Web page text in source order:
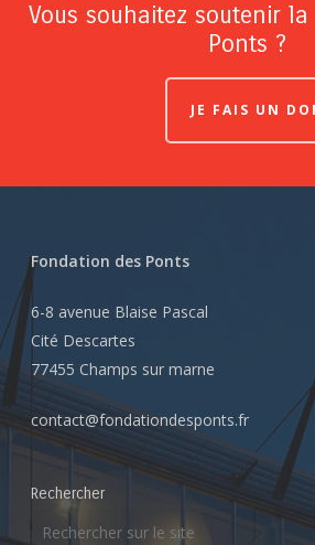
Vous souhaitez soutenir
Ponts ?
JE FAIS UN
Fondation des Ponts
6-8 avenue Blaise Pascal
Cité Descartes
77455 Champs sur marne
contact@fondationdesponts.fr
Rechercher